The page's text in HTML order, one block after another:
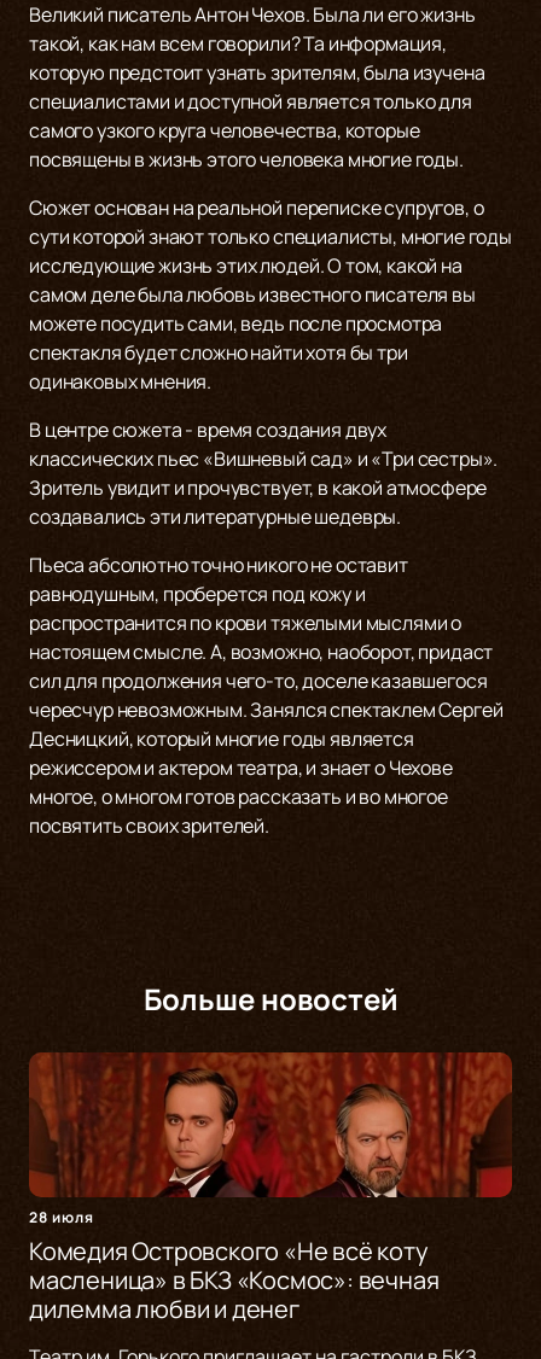
Великий писатель Антон Чехов. Была ли его жизнь
такой, как нам всем говорили? Та информация,
которую предстоит узнать зрителям, была изучена
специалистами и доступной является только для
самого узкого круга человечества, которые
посвящены в жизнь этого человека многие годы.
Сюжет основан на реальной переписке супругов, о
сути которой знают только специалисты, многие годы
исследующие жизнь этих людей. О том, какой на
самом деле была любовь известного писателя вы
можете посудить сами, ведь после просмотра
спектакля будет сложно найти хотя бы три
одинаковых мнения.
В центре сюжета - время создания двух
классических пьес «Вишневый сад» и «Три сестры».
Зритель увидит и прочувствует, в какой атмосфере
создавались эти литературные шедевры.
Пьеса абсолютно точно никого не оставит
равнодушным, проберется под кожу и
распространится по крови тяжелыми мыслями о
настоящем смысле. А, возможно, наоборот, придаст
сил для продолжения чего-то, доселе казавшегося
чересчур невозможным. Занялся спектаклем Сергей
Десницкий, который многие годы является
режиссером и актером театра, и знает о Чехове
многое, о многом готов рассказать и во многое
посвятить своих зрителей.
Больше новостей
28 июля
Комедия Островского «Не всё коту
масленица» в БКЗ «Космос»: вечная
дилемма любви и денег